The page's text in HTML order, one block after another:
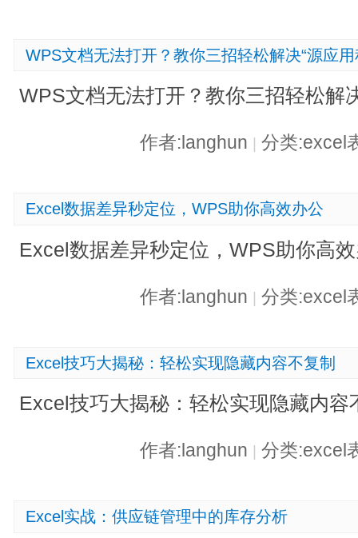
WPS文档无法打开？教你三招轻松解决“源应
WPS文档无法打开？教你三招轻松解
作者:langhun 分类:excel
Excel数据差异秒定位，WPS助你高效办公
Excel数据差异秒定位，WPS助你高
作者:langhun | 分类:excel
Excel技巧大揭秘：轻松实现隐藏内容不复制
Excel技巧大揭秘：轻松实现隐藏内容
作者:langhun 分类:excel
Excel实战：供应链管理中的库存分析